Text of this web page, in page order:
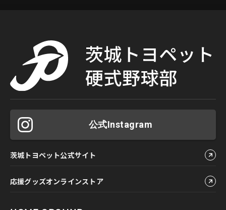
公式Instagram
茨城トヨペット公式サイト
応援グッズオンラインストア